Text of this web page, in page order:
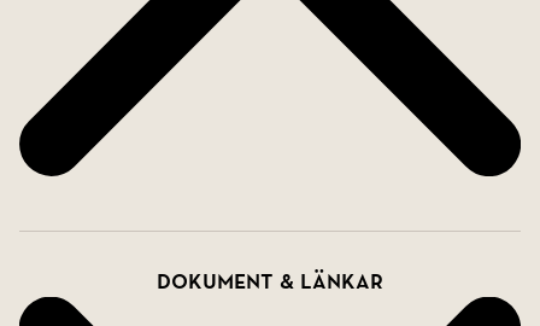
I utkanten på området ansluter ni direkt till
Kilsbergens storslagna vandrings -och cykelleder
som med sitt fantastiska stig-nät erbjuder en
växlande terräng över trollska skogar, förbi
en kort promenad från Vandrarvägen. Skola,
Dokument & länkar